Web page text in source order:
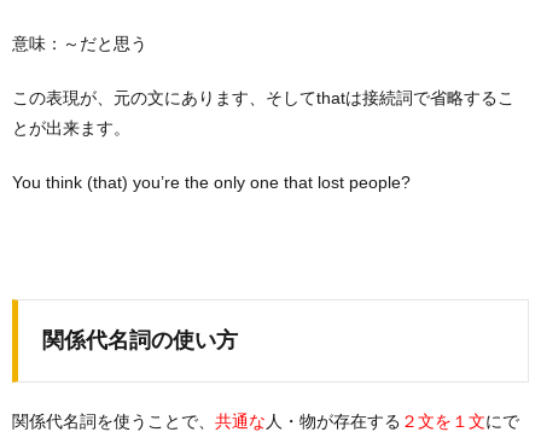
意味：～だと思う
この表現が、元の文にあります、そしてthatは接続詞で省略するこ
とが出来ます。
You think (that) you’re the only one that lost people?
関係代名詞の使い方
関係代名詞を使うことで、 共通な 人・物が存在する ２文を１文にで